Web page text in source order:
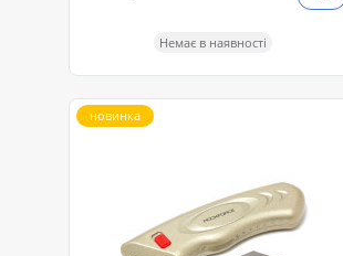
Немає в наявності
новинка